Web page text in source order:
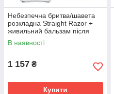
Небезпечна бритва/шавета
розкладна Straight Razor +
живильний бальзам після
гоління Proraso Red
В наявності
1 157 ₴
Купити